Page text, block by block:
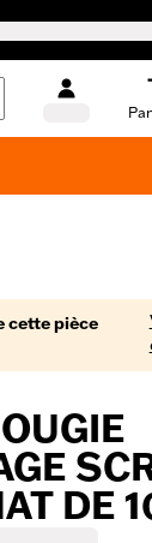
cette pièce
DE